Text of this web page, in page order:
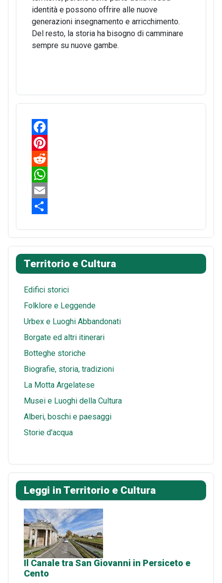
identità e possono offrire alle nuove
generazioni insegnamento e arricchimento.
Del resto, la storia ha bisogno di camminare
sempre su nuove gambe.
F
a
c
e
b
o
k
P
n
r
e
s
t
R
e
d
i
t
W
h
t
s
A
p
p
E
a
i
l
h
a
r
e
Territorio e Cultura
Edifici storici
Folklore e Leggende
Urbex e Luoghi Abbandonati
Borgate ed altri itinerari
Botteghe storiche
Biografie, storia, tradizioni
La Motta Argelatese
Musei e Luoghi della Cultura
Alberi, boschi e paesaggi
Storie d'acqua
Leggi in Territorio e Cultura
Il Canale tra San Giovanni in Persiceto e
Cento